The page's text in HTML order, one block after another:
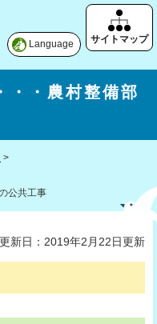
Language
・・農村整備部
>
公共工事
更新日：2019年2月22日更新